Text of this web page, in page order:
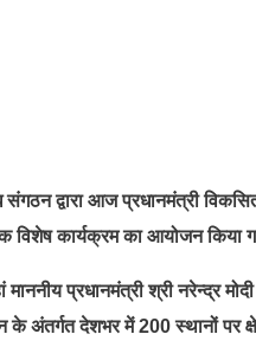
द्वारा आज प्रधानमंत्री
विशेष कार्यक्रम का आयोजन किया
माननीय प्रधानमंत्री श्री नरेन्द्र
के अंतर्गत देशभर में 200 स्थानों पर